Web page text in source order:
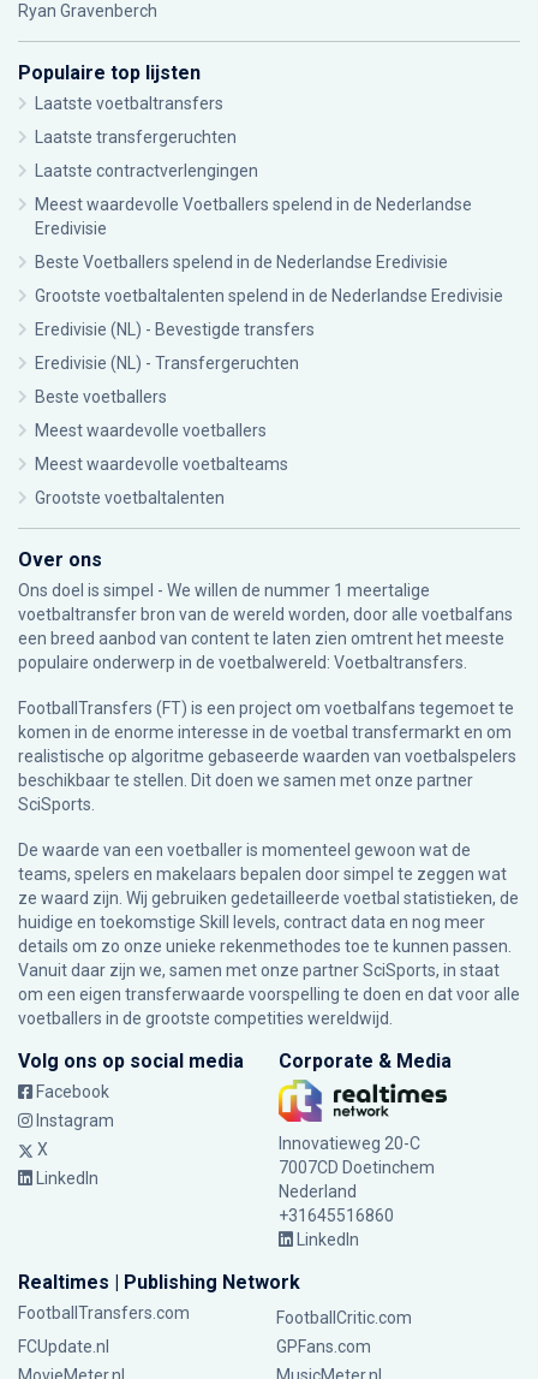
Ryan Gravenberch
Populaire top lijsten
Laatste voetbaltransfers
Laatste transfergeruchten
Laatste contractverlengingen
Meest waardevolle Voetballers spelend in de Nederlandse
Eredivisie
Beste Voetballers spelend in de Nederlandse Eredivisie
Grootste voetbaltalenten spelend in de Nederlandse Eredivisie
Eredivisie (NL) - Bevestigde transfers
Eredivisie (NL) - Transfergeruchten
Beste voetballers
Meest waardevolle voetballers
Meest waardevolle voetbalteams
Grootste voetbaltalenten
Over ons
Ons doel is simpel - We willen de nummer 1 meertalige
voetbaltransfer bron van de wereld worden, door alle voetbalfans
een breed aanbod van content te laten zien omtrent het meeste
populaire onderwerp in de voetbalwereld: Voetbaltransfers.
FootballTransfers (FT) is een project om voetbalfans tegemoet te
komen in de enorme interesse in de voetbal transfermarkt en om
realistische op algoritme gebaseerde waarden van voetbalspelers
beschikbaar te stellen. Dit doen we samen met onze partner
SciSports
De waarde van een voetballer is momenteel gewoon wat de
teams, spelers en makelaars bepalen door simpel te zeggen wat
ze waard zijn. Wij gebruiken gedetailleerde voetbal statistieken, de
huidige en toekomstige Skill levels, contract data en nog meer
details om zo onze unieke rekenmethodes toe te kunnen passen.
Vanuit daar zijn we, samen met onze partner SciSports, in staat
om een eigen transferwaarde voorspelling te doen en dat voor alle
voetballers in de grootste competities wereldwijd.
Volg ons op social media
Facebook
Instagram
X
LinkedIn
Corporate & Media
Innovatieweg 20-C
7007CD Doetinchem
Nederland
+31645516860
LinkedIn
Realtimes | Publishing Network
FootballTransfers.com
FootballCritic.com
FCUpdate.nl
GPFans.com